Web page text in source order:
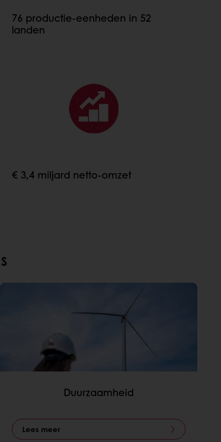
76 productie-eenheden in 52
landen
€ 3,4 miljard netto-omzet
Duurzaamheid
Lees meer